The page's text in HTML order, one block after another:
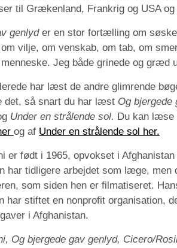
til Grækenland, Frankrig og USA
genlyder en stor fortælling om
vilje, om venskab, om tab, om
Jeg både grinede og græd
har læst de andre glimrende
det, så snart du har læst Og bjergede
Under en strålende sol. Du kan læse
og af Under en strålende sol her.
er født i 1965, opvokset i
har tidligere arbejdet som læge, men
som siden hen er filmatiseret.
har stiftet en nonprofit organisation,
i Afghanistan.
Og bjergede gav genlyd, Cicero/